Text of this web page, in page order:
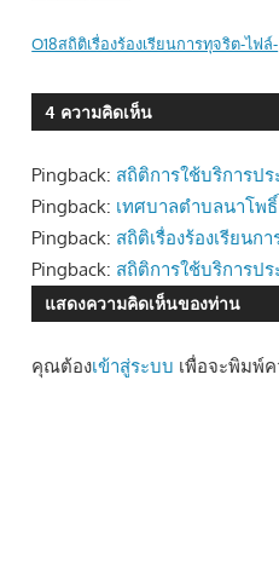
O18สถิติเรื่องร้องเรียนการทุจริต-ไฟล์-
4 ความคิดเห็น
Pingback: สถิติการใช้บริการป
Pingback: เทศบาลตำบลนาโพธิ์
Pingback: สถิติเรื่องร้องเรียน
Pingback: สถิติการใช้บริการป
แสดงความคิดเห็นของท่าน
คุณต้องเข้าสู่ระบบ เพื่อจะพิมพ์